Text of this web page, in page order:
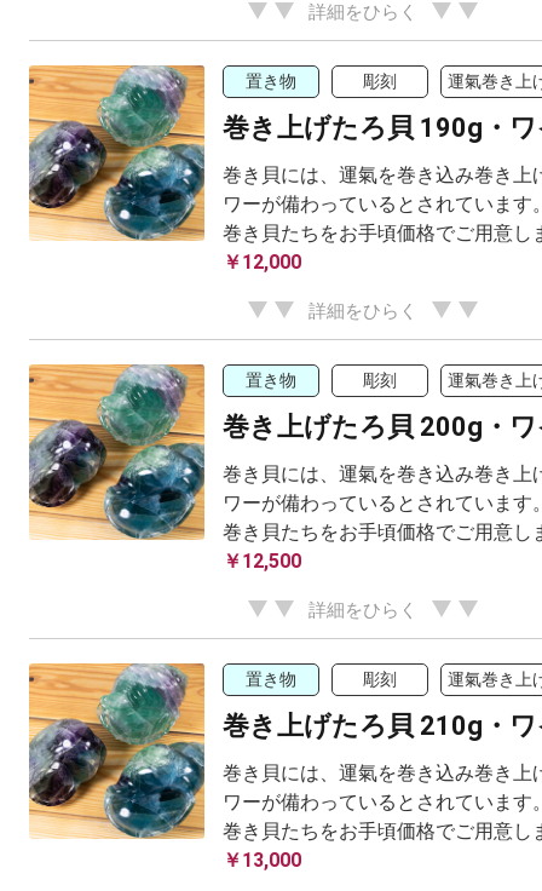
詳細をひらく
置き物 彫刻 運氣巻き上
巻き上げたろ貝 190g・
巻き貝には、運氣を巻き込み巻き上
ワーが備わっているとされています
巻き貝たちをお手頃価格でご用意し
￥12,000
詳細をひらく
置き物 彫刻 運氣巻き上
巻き上げたろ貝 200g・
巻き貝には、運氣を巻き込み巻き上
ワーが備わっているとされています
巻き貝たちをお手頃価格でご用意し
￥12,500
詳細をひらく
置き物 彫刻 運氣巻き上
巻き上げたろ貝 210g・
巻き貝には、運氣を巻き込み巻き上
ワーが備わっているとされています
巻き貝たちをお手頃価格でご用意し
￥13,000